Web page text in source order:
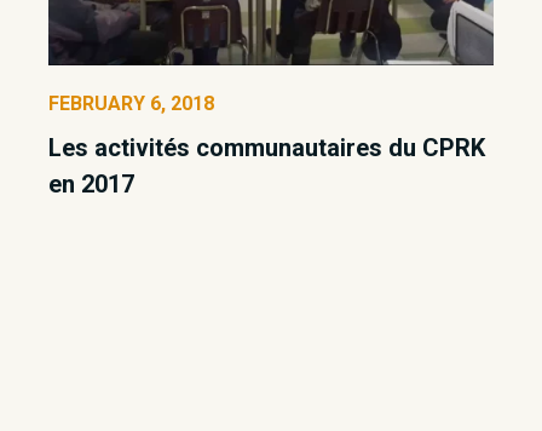
FEBRUARY 6, 2018
Les activités communautaires du CPRK
en 2017